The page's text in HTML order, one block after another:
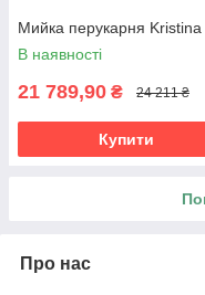
Мийка перукарня Kristina
В наявності
21 789,90 ₴ 24 211 ₴
Купити
Про нас